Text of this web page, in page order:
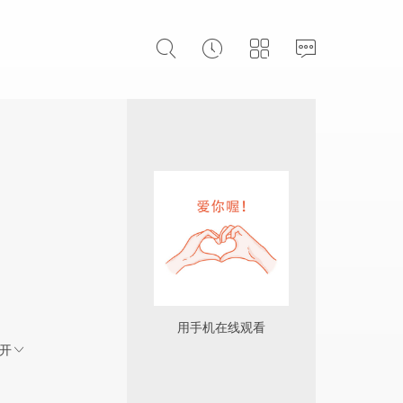
用手机在线观看